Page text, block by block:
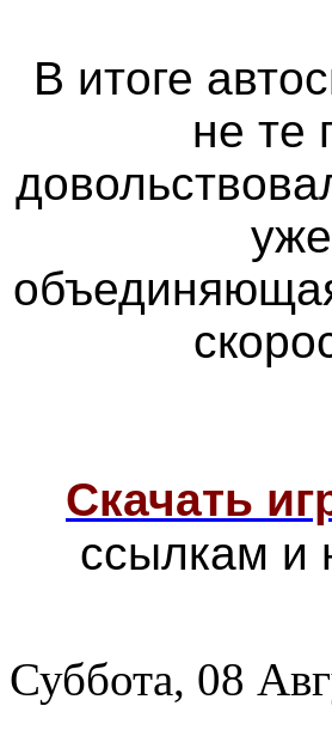
В итоге
не те
Скачать
ссылкам и
Суббота, 08